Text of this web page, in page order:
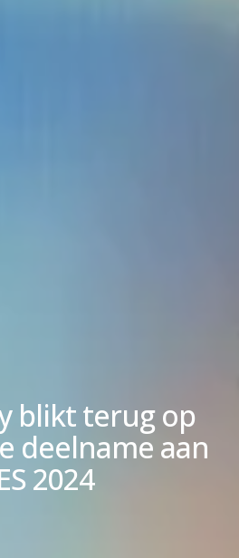
blikt terug op
deelname aan
2024